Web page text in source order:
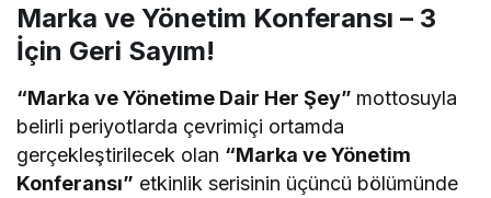
Marka ve Yönetim Konferansı – 3
İçin Geri Sayım!
“Marka ve Yönetime Dair Her Şey” mottosuyla
belirli periyotlarda çevrimiçi ortamda
gerçekleştirilecek olan “Marka ve Yönetim
Konferansı” etkinlik serisinin üçüncü bölümünde